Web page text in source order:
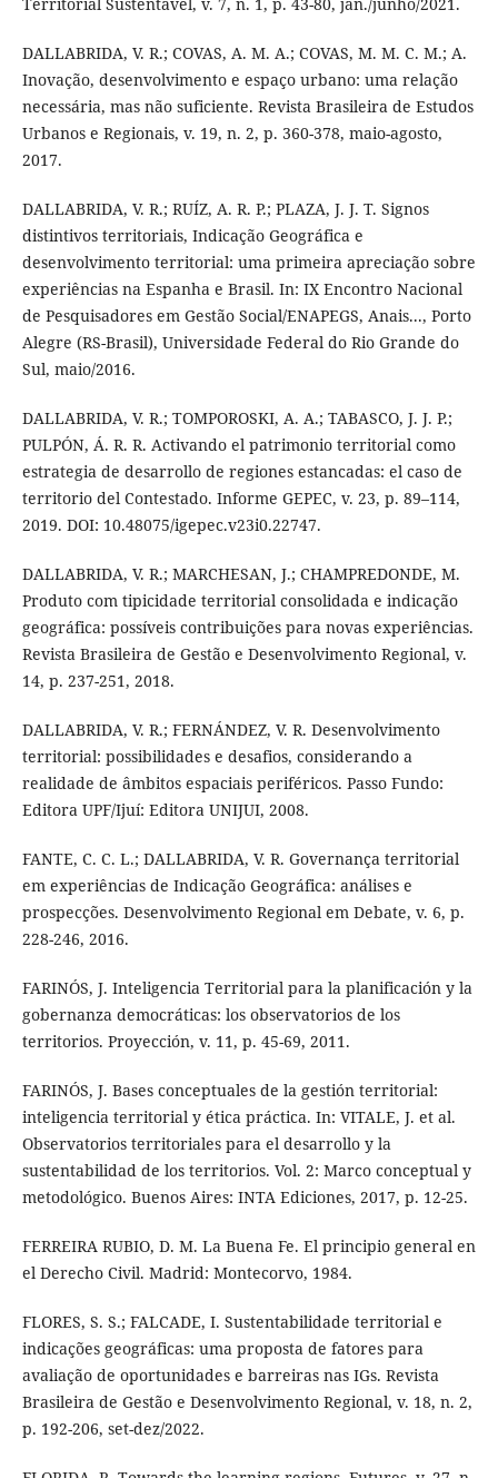
DALLABRIDA, V. R.; COVAS, A. M. A.; COVAS, M. M. C. M.; A.
Inovação, desenvolvimento e espaço urbano: uma relação
necessária, mas não suficiente. Revista Brasileira de Estudos
Urbanos e Regionais, v. 19, n. 2, p. 360-378, maio-agosto,
2017.
DALLABRIDA, V. R.; RUÍZ, A. R. P.; PLAZA, J. J. T. Signos
distintivos territoriais, Indicação Geográfica e
desenvolvimento territorial: uma primeira apreciação sobre
experiências na Espanha e Brasil. In: IX Encontro Nacional
de Pesquisadores em Gestão Social/ENAPEGS, Anais..., Porto
Alegre (RS-Brasil), Universidade Federal do Rio Grande do
Sul, maio/2016.
DALLABRIDA, V. R.; TOMPOROSKI, A. A.; TABASCO, J. J. P.;
PULPÓN, Á. R. R. Activando el patrimonio territorial como
estrategia de desarrollo de regiones estancadas: el caso de
territorio del Contestado. Informe GEPEC, v. 23, p. 89–114,
2019. DOI: 10.48075/igepec.v23i0.22747.
DALLABRIDA, V. R.; MARCHESAN, J.; CHAMPREDONDE, M.
Produto com tipicidade territorial consolidada e indicação
geográfica: possíveis contribuições para novas experiências.
Revista Brasileira de Gestão e Desenvolvimento Regional, v.
14, p. 237-251, 2018.
DALLABRIDA, V. R.; FERNÁNDEZ, V. R. Desenvolvimento
territorial: possibilidades e desafios, considerando a
realidade de âmbitos espaciais periféricos. Passo Fundo:
Editora UPF/Ijuí: Editora UNIJUI, 2008.
FANTE, C. C. L.; DALLABRIDA, V. R. Governança territorial
em experiências de Indicação Geográfica: análises e
prospecções. Desenvolvimento Regional em Debate, v. 6, p.
228-246, 2016.
FARINÓS, J. Inteligencia Territorial para la planificación y la
gobernanza democráticas: los observatorios de los
territorios. Proyección, v. 11, p. 45-69, 2011.
FARINÓS, J. Bases conceptuales de la gestión territorial:
inteligencia territorial y ética práctica. In: VITALE, J. et al.
Observatorios territoriales para el desarrollo y la
sustentabilidad de los territorios. Vol. 2: Marco conceptual y
metodológico. Buenos Aires: INTA Ediciones, 2017, p. 12-25.
FERREIRA RUBIO, D. M. La Buena Fe. El principio general en
el Derecho Civil. Madrid: Montecorvo, 1984.
FLORES, S. S.; FALCADE, I. Sustentabilidade territorial e
indicações geográficas: uma proposta de fatores para
avaliação de oportunidades e barreiras nas IGs. Revista
Brasileira de Gestão e Desenvolvimento Regional, v. 18, n. 2,
p. 192-206, set-dez/2022.